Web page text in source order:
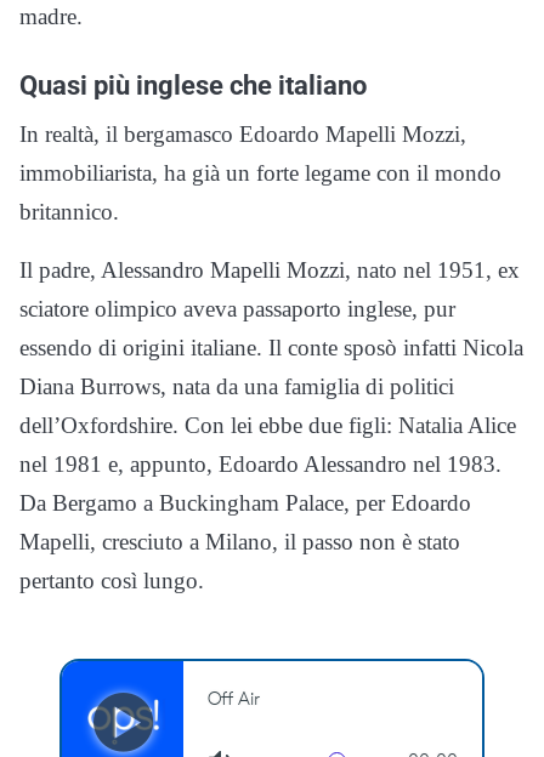
madre.
Quasi più inglese che italiano
In realtà, il bergamasco Edoardo Mapelli Mozzi,
immobiliarista, ha già un forte legame con il mondo
britannico.
Il padre, Alessandro Mapelli Mozzi, nato nel 1951, ex
sciatore olimpico aveva passaporto inglese, pur
essendo di origini italiane. Il conte sposò infatti Nicola
Diana Burrows, nata da una famiglia di politici
dell’Oxfordshire. Con lei ebbe due figli: Natalia Alice
nel 1981 e, appunto, Edoardo Alessandro nel 1983.
Da Bergamo a Buckingham Palace, per Edoardo
Mapelli, cresciuto a Milano, il passo non è stato
pertanto così lungo.